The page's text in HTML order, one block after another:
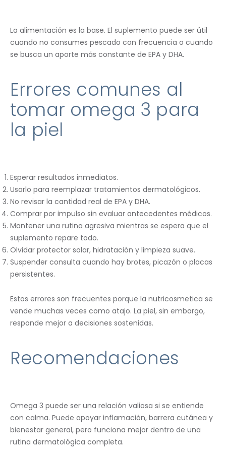
La alimentación es la base. El suplemento puede ser útil
cuando no consumes pescado con frecuencia o cuando
se busca un aporte más constante de EPA y DHA.
Errores comunes al
tomar omega 3 para
la piel
Esperar resultados inmediatos.
Usarlo para reemplazar tratamientos dermatológicos.
No revisar la cantidad real de EPA y DHA.
Comprar por impulso sin evaluar antecedentes médicos.
Mantener una rutina agresiva mientras se espera que el
suplemento repare todo.
Olvidar protector solar, hidratación y limpieza suave.
Suspender consulta cuando hay brotes, picazón o placas
persistentes.
Estos errores son frecuentes porque la nutricosmetica se
vende muchas veces como atajo. La piel, sin embargo,
responde mejor a decisiones sostenidas.
Recomendaciones
Omega 3 puede ser una relación valiosa si se entiende
con calma. Puede apoyar inflamación, barrera cutánea y
bienestar general, pero funciona mejor dentro de una
rutina dermatológica completa.